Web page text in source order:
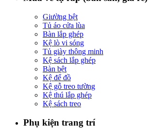
Giường bệt
Tủ áo cửa lùa
Bàn lắp ghép
Kệ lò vi sóng
Tủ giày thông minh
Kệ sách lắp ghép
Bàn bệt
Kệ để đồ
Kệ gỗ treo tường
Kệ thú lắp ghép
Kệ sách treo
Phụ kiện trang trí